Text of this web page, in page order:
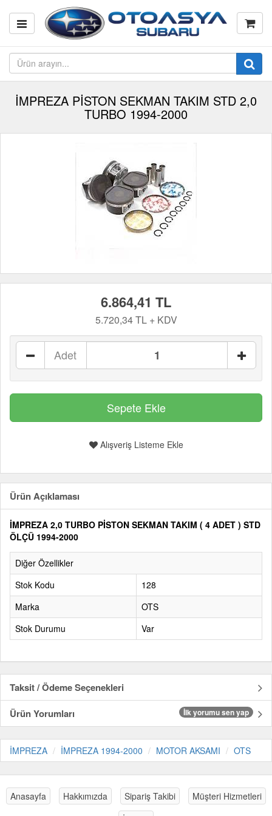
İMPREZA PİSTON SEKMAN TAKIM STD 2,0
TURBO 1994-2000
6.864,41 TL
5.720,34 TL + KDV
Adet
Alışveriş Listeme Ekle
Ürün Açıklaması
İMPREZA 2,0 TURBO PİSTON SEKMAN TAKIM ( 4 ADET ) STD
ÖLÇÜ 1994-2000
Diğer Özellikler
Stok Kodu
128
Marka
OTS
Stok Durumu
Var
Taksit / Ödeme Seçenekleri
Ürün Yorumları
İlk yorumu sen yap
İMPREZA İMPREZA 1994-2000 MOTOR AKSAMI OTS
Anasayfa Hakkımızda Sipariş Takibi
Müşteri Hizmetleri